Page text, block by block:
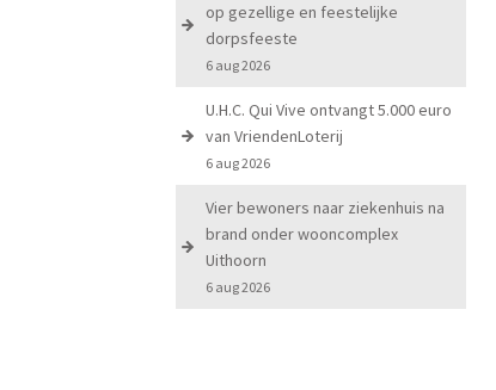
op gezellige en feestelijke
dorpsfeeste
6 aug 2026
U.H.C. Qui Vive ontvangt 5.000 euro
van VriendenLoterij
6 aug 2026
Vier bewoners naar ziekenhuis na
brand onder wooncomplex
Uithoorn
6 aug 2026